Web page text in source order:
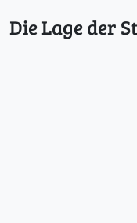
Die Lage der